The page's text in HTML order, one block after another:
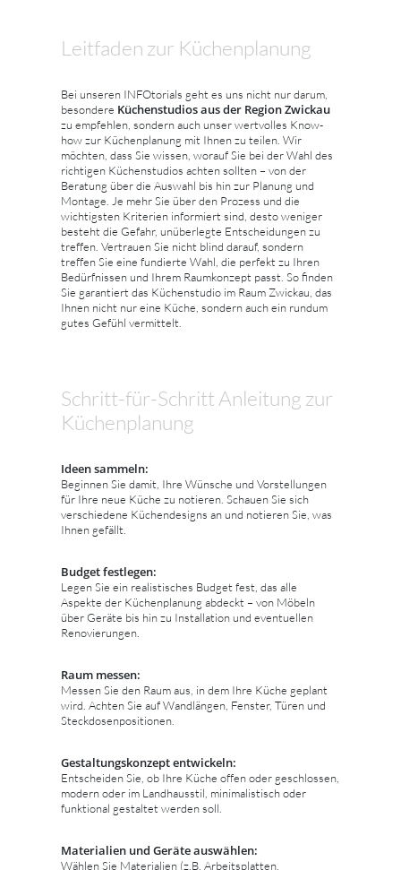
Leitfaden zur Küchenplanung
Bei unseren INFOtorials geht es uns nicht nur darum,
besondere Küchenstudios aus der Region Zwickau
zu empfehlen, sondern auch unser wertvolles Know-
how zur Küchenplanung mit Ihnen zu teilen. Wir
möchten, dass Sie wissen, worauf Sie bei der Wahl des
richtigen Küchenstudios achten sollten – von der
Beratung über die Auswahl bis hin zur Planung und
Montage. Je mehr Sie über den Prozess und die
wichtigsten Kriterien informiert sind, desto weniger
besteht die Gefahr, unüberlegte Entscheidungen zu
treffen. Vertrauen Sie nicht blind darauf, sondern
treffen Sie eine fundierte Wahl, die perfekt zu Ihren
Bedürfnissen und Ihrem Raumkonzept passt. So finden
Sie garantiert das Küchenstudio im Raum Zwickau, das
Ihnen nicht nur eine Küche, sondern auch ein rundum
gutes Gefühl vermittelt.
Schritt-für-Schritt Anleitung zur
Küchenplanung
Ideen sammeln:
Beginnen Sie damit, Ihre Wünsche und Vorstellungen
für Ihre neue Küche zu notieren. Schauen Sie sich
verschiedene Küchendesigns an und notieren Sie, was
Ihnen gefällt.
Budget festlegen:
Legen Sie ein realistisches Budget fest, das alle
Aspekte der Küchenplanung abdeckt – von Möbeln
über Geräte bis hin zu Installation und eventuellen
Renovierungen.
Raum messen:
Messen Sie den Raum aus, in dem Ihre Küche geplant
wird. Achten Sie auf Wandlängen, Fenster, Türen und
Steckdosenpositionen.
Gestaltungskonzept entwickeln:
Entscheiden Sie, ob Ihre Küche offen oder geschlossen,
modern oder im Landhausstil, minimalistisch oder
funktional gestaltet werden soll.
Materialien und Geräte auswählen:
Wählen Sie Materialien (z.B. Arbeitsplatten,